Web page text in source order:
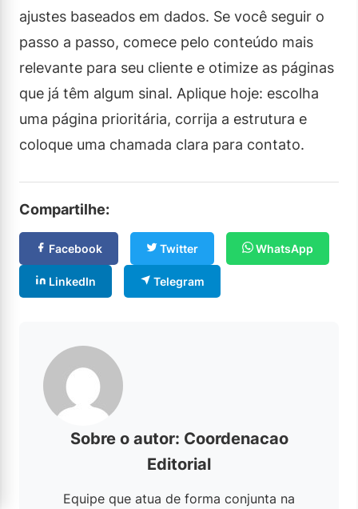
ajustes baseados em dados. Se você seguir o
passo a passo, comece pelo conteúdo mais
relevante para seu cliente e otimize as páginas
que já têm algum sinal. Aplique hoje: escolha
uma página prioritária, corrija a estrutura e
coloque uma chamada clara para contato.
Compartilhe:
Facebook Twitter WhatsApp
LinkedIn Telegram
Sobre o autor: Coordenacao
Editorial
Equipe que atua de forma conjunta na